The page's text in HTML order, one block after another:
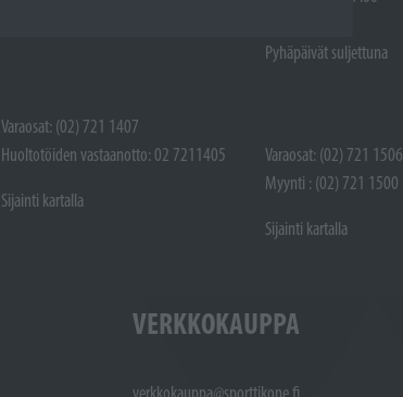
Varaosat: (02) 721 1407
Huoltotöiden vastaanotto: 02 7211405
Sijainti kartalla
Pyhäpäivät suljettuna
Varaosat: (02) 721 1506
Myynti : (02) 721 1500
Sijainti kartalla
VERKKOKAUPPA
verkkokauppa@sporttikone.fi